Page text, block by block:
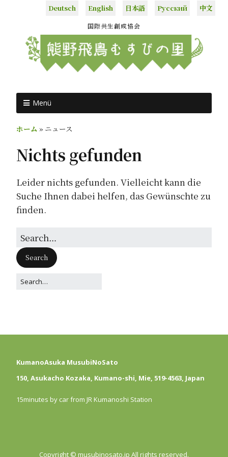
Deutsch English 日本語 Русский 中文
国際共生創成協会
Menü
ホーム » ニュース
Nichts gefunden
Leider nichts gefunden. Vielleicht kann die
Suche Ihnen dabei helfen, das Gewünschte zu
finden.
KumanoAsuka MusubiNoSato
150, Asukacho Kozaka, Kumano-shi, Mie, 519-4563, Japan
15minutes by car from JR Kumanoshi Station
Copyright © musubinosato.jp All rights reserved.